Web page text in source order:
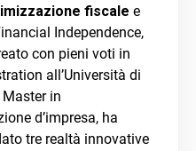
fiscale e
Independence,
con pieni voti in
all’Università di
in
d’impresa, ha
tre realtà innovative